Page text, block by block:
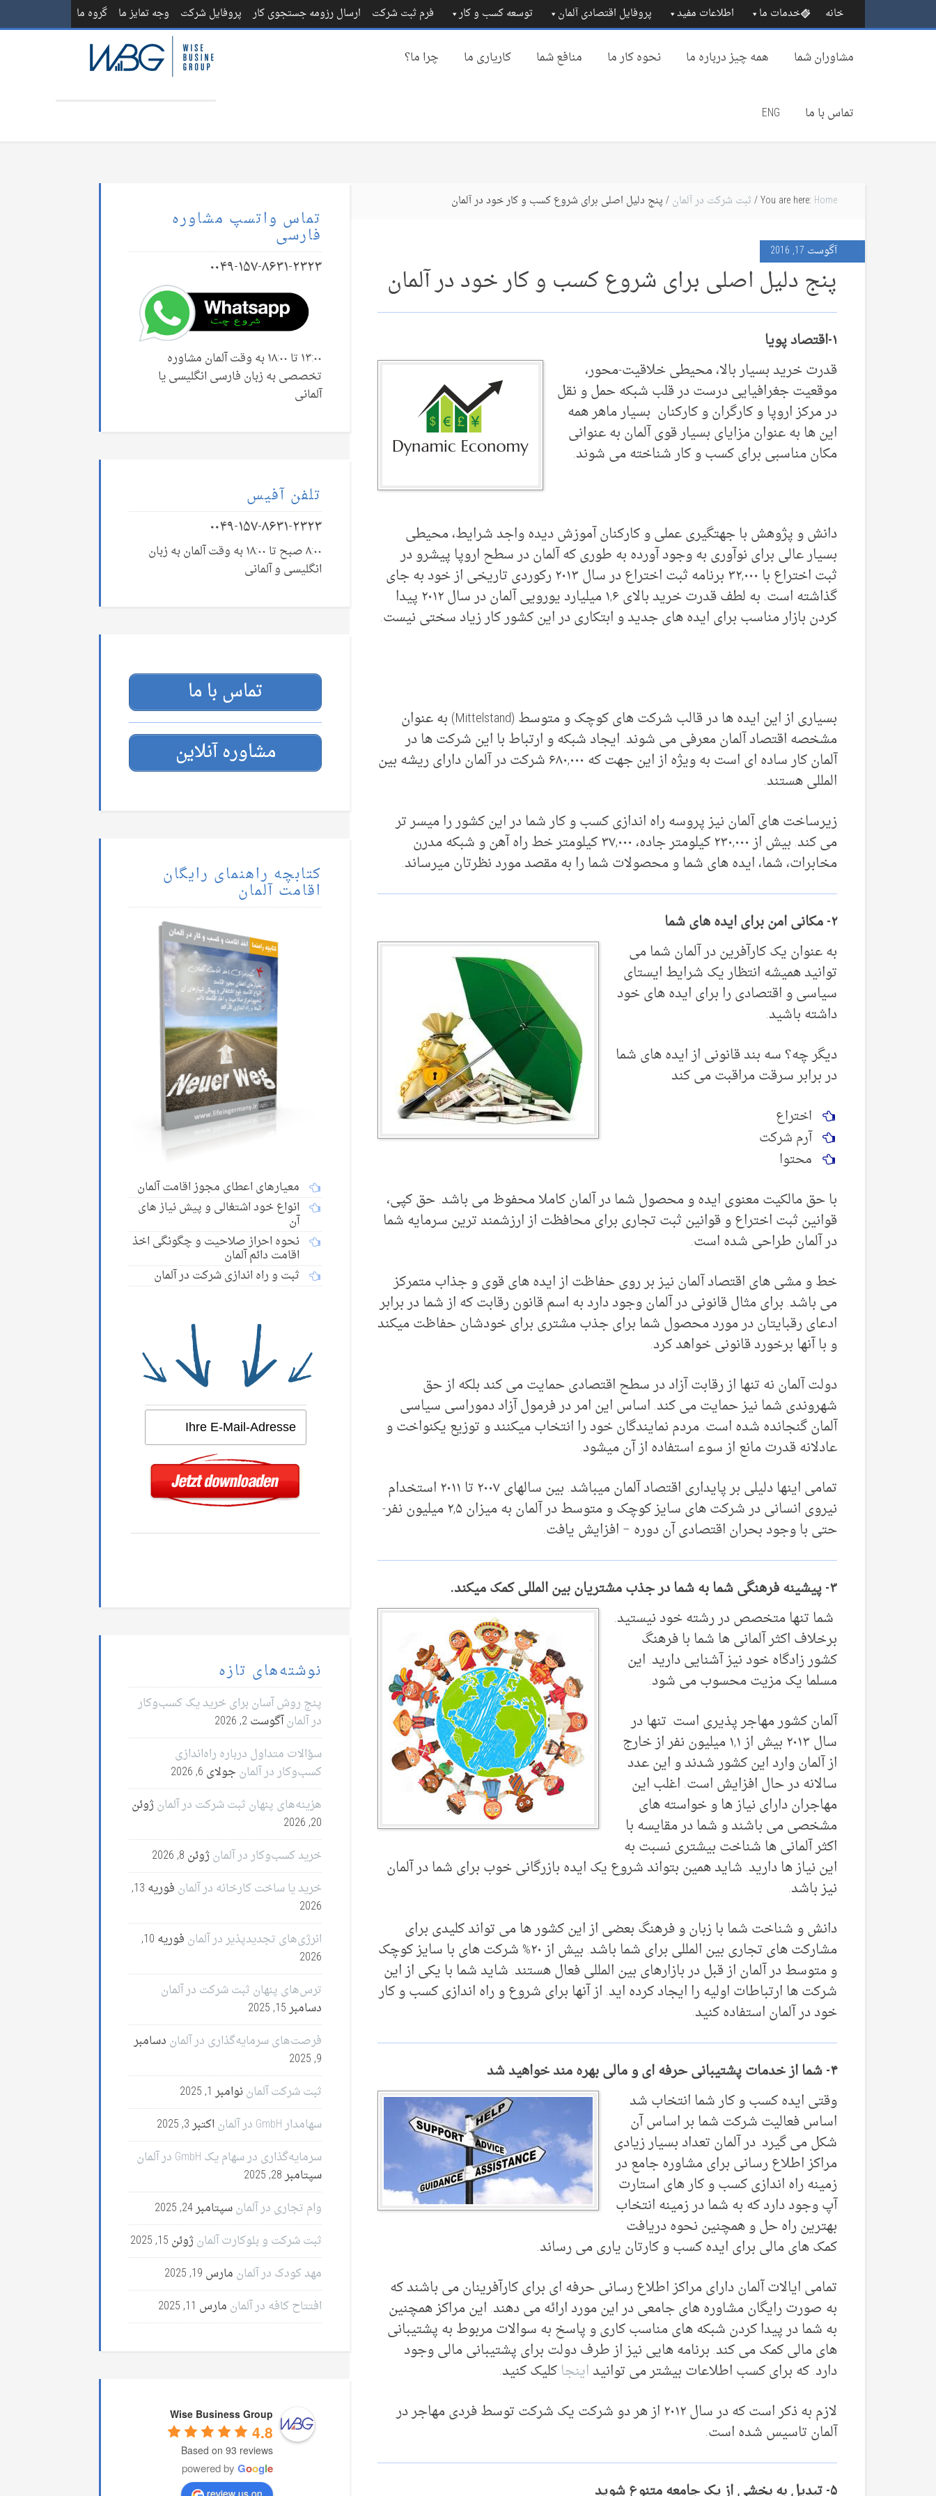
خانه خدمات ما اطلاعات مفید پروفایل اقتصادی آلمان توسعه کسب و کار فرم ثبت شرکت ارسال رزومه جستجوی کار پروفایل شرکت وجه تمایز ما گروه ما
مشاوران شما همه چیز درباره‌ ما نحوه کار ما منافع شما کاریاری ما چرا ما؟
تماس با ما ENG
You are here: Home
/ثبت شرکت در آلمان/ پنج دلیل اصلی برای شروع کسب و کار خود در آلمان
آگوست 17, 2016
پنج دلیل اصلی برای شروع کسب و کار خود در آلمان
۱-اقتصاد پویا
قدرت خرید بسیار بالا، محیطی خلاقیت-محور،
موقعیت جغرافیایی درست در قلب شبکه حمل و نقل
در مرکز اروپا و کارگران و کارکنان بسیار ماهر همه
این ها به عنوان مزایای بسیار قوی آلمان به عنوانی
مکان مناسبی برای کسب و کار شناخته می شوند.
دانش و پژوهش با جهتگیری عملی و کارکنان آموزش دیده واجد شرایط، محیطی
بسیار عالی برای نوآوری به وجود آورده به طوری که آلمان در سطح اروپا پیشرو در
ثبت اختراع با ۳۲,۰۰۰ برنامه ثبت اختراع در سال ۲۰۱۳ رکوردی تاریخی از خود به جای
گذاشته است. به لطف قدرت خرید بالای ۱,۶ میلیارد یورویی آلمان در سال ۲۰۱۲ پیدا
کردن بازار مناسب برای ایده های جدید و ابتکاری در این کشور کار زیاد سختی نیست.
بسیاری از این ایده ها در قالب شرکت های کوچک و متوسط (Mittelstand) به عنوان
مشخصه اقتصاد آلمان معرفی می شوند. ایجاد شبکه و ارتباط با این شرکت ها در
آلمان کار ساده ای است به ویژه از این جهت که ۶۸۰,۰۰۰ شرکت در آلمان دارای ریشه بین
المللی هستند.
زیرساخت های آلمان نیز پروسه راه اندازی کسب و کار شما در این کشور را میسر تر
می کند. بیش از ۲۳۰,۰۰۰ کیلومتر جاده، ۳۷,۰۰۰ کیلومتر خط راه آهن و شبکه مدرن
مخابرات، شما، ایده های شما و محصولات شما را به مقصد مورد نظرتان میرساند.
۲- مکانی امن برای ایده های شما
به عنوان یک کارآفرین در آلمان شما می
توانید همیشه انتظار یک شرایط ایستای
سیاسی و اقتصادی را برای ایده های خود
داشته باشید.
دیگر چه؟ سه بند قانونی از ایده های شما
در برابر سرقت مراقبت می کند
اختراع
آرم شرکت
محتوا
با حق مالکیت معنوی ایده و محصول شما در آلمان کاملا محفوظ می باشد. حق کپی،
قوانین ثبت اختراع و قوانین ثبت تجاری برای محافظت از ارزشمند ترین سرمایه شما
در آلمان طراحی شده است.
خط و مشی های اقتصاد آلمان نیز بر روی حفاظت از ایده های قوی و جذاب متمرکز
می باشد. برای مثال قانونی در آلمان وجود دارد به اسم قانون رقابت که از شما در برابر
ادعای رقبایتان در مورد محصول شما برای جذب مشتری برای خودشان حفاظت میکند
و با آنها برخورد قانونی خواهد کرد.
دولت آلمان نه تنها از رقابت آزاد در سطح اقتصادی حمایت می کند بلکه از حق
شهروندی شما نیز حمایت می کند. اساس این امر در فرمول آزاد دموراسی سیاسی
آلمان گنجانده شده است. مردم نمایندگان خود را انتخاب میکنند و توزیع یکنواخت و
عادلانه قدرت مانع از سوء استفاده از آن میشود.
تمامی اینها دلیلی بر پایداری اقتصاد آلمان میباشد. بین سالهای ۲۰۰۷ تا ۲۰۱۱ استخدام
نیروی انسانی در شرکت های سایز کوچک و متوسط در آلمان به میزان ۲,۵ میلیون نفر-
حتی با وجود بحران اقتصادی آن دوره – افزایش یافت.
۳- پیشینه فرهنگی شما به شما در جذب مشتریان بین المللی کمک میکند.
شما تنها متخصص در رشته خود نیستید.
برخلاف اکثر آلمانی ها شما با فرهنگ
کشور زادگاه خود نیز آشنایی دارید. این
مسلما یک مزیت محسوب می شود.
آلمان کشور مهاجر پذیری است. تنها در
سال ۲۰۱۳ بیش از ۱,۱ میلیون نفر از خارج
از آلمان وارد این کشور شدند و این عدد
سالانه در حال افزایش است. اغلب این
مهاجران دارای نیاز ها و خواسته های
مشخصی می باشند و شما در مقایسه با
اکثر آلمانی ها شناخت بیشتری نسبت به
این نیاز ها دارید. شاید همین بتواند شروع یک ایده بازرگانی خوب برای شما در آلمان
نیز باشد.
دانش و شناخت شما با زبان و فرهنگ بعضی از این کشور ها می تواند کلیدی برای
مشارکت های تجاری بین المللی برای شما باشد. بیش از ۲۰% شرکت های با سایز کوچک
و متوسط در آلمان از قبل در بازارهای بین المللی فعال هستند. شاید شما با یکی از این
شرکت ها ارتباطات اولیه را ایجاد کرده اید. از آنها برای شروع و راه اندازی کسب و کار
خود در آلمان استفاده کنید.
۴- شما از خدمات پشتیبانی حرفه ای و مالی بهره مند خواهید شد
وقتی ایده کسب و کار شما انتخاب شد
اساس فعالیت شرکت شما بر اساس آن
شکل می گیرد. در آلمان تعداد بسیار زیادی
مراکز اطلاع رسانی برای مشاوره جامع در
زمینه راه اندازی کسب و کار های استارت
آپ وجود دارد که به شما در زمینه انتخاب
بهترین راه حل و همچنین نحوه دریافت
کمک های مالی برای ایده کسب و کارتان یاری می رساند.
تمامی ایالات آلمان دارای مراکز اطلاع رسانی حرفه ای برای کارآفرینان می باشند که
به صورت رایگان مشاوره های جامعی در این مورد ارائه می دهند. این مراکز همچنین
به شما در پیدا کردن شبکه های مناسب کاری و پاسخ به سوالات مربوط به پشتیبانی
های مالی کمک می کند. برنامه هایی نیز از طرف دولت برای پشتیبانی مالی وجود
دارد. که برای کسب اطلاعات بیشتر می توانیداینجاکلیک کنید.
لازم به ذکر است که در سال ۲۰۱۲ از هر دو شرکت یک شرکت توسط فردی مهاجر در
آلمان تاسیس شده است.
تماس واتسپ مشاوره
فارسی
۰۰۴۹-۱۵۷-۸۶۳۱-۲۳۲۳
۱۳:۰۰ تا ۱۸:۰۰ به وقت آلمان مشاوره
تخصصی به زبان فارسی انگلیسی یا
آلمانی
تلفن آفیس
۰۰۴۹-۱۵۷-۸۶۳۱-۲۳۲۳
۸:۰۰ صبح تا ۱۸:۰۰ به وقت آلمان به زبان
انگلیسی و آلمانی
تماس با ما
مشاوره آنلاین
کتابچه راهنمای رایگان
اقامت آلمان
معیارهای اعطای مجوز اقامت آلمان
انواع خود اشتغالی و پیش نیاز های
آن
نحوه احراز صلاحیت و چگونگی اخذ
اقامت دائم آلمان
ثبت و راه اندازی شرکت در آلمان
نوشته‌های تازه
پنج روش آسان برای خرید یک کسب‌وکار
در آلمانآگوست 2, 2026
سؤالات متداول درباره راه‌اندازی
کسب‌وکار در آلمان جولای 6, 2026
هزینه‌های پنهان ثبت شرکت در آلمان ژوئن
20, 2026
خرید کسب‌وکار در آلمان ژوئن 8, 2026
خرید یا ساخت کارخانه در آلمان
فوریه 13,
2026
انرژی‌های تجدیدپذیر در آلمان
فوریه 10,
2026
ترس‌های پنهان ثبت شرکت در آلمان
دسامبر 15, 2025
فرصت‌های سرمایه‌گذاری در آلمان دسامبر
9, 2025
ثبت شرکت آلماننوامبر 1, 2025
سهامدار GmbH در آلمان
اکتبر 3, 2025
سرمایه‌گذاری در سهام یک GmbH در آلمان
سپتامبر 28, 2025
وام تجاری در آلمانسپتامبر 24, 2025
ثبت شرکت و بلوکارت آلمان ژوئن 15, 2025
مهد کودک در آلمان مارس 19, 2025
افتتاح کافه در آلمان مارس 11, 2025
Wise Business Group
4.8
Based on 93 reviews
powered by Google